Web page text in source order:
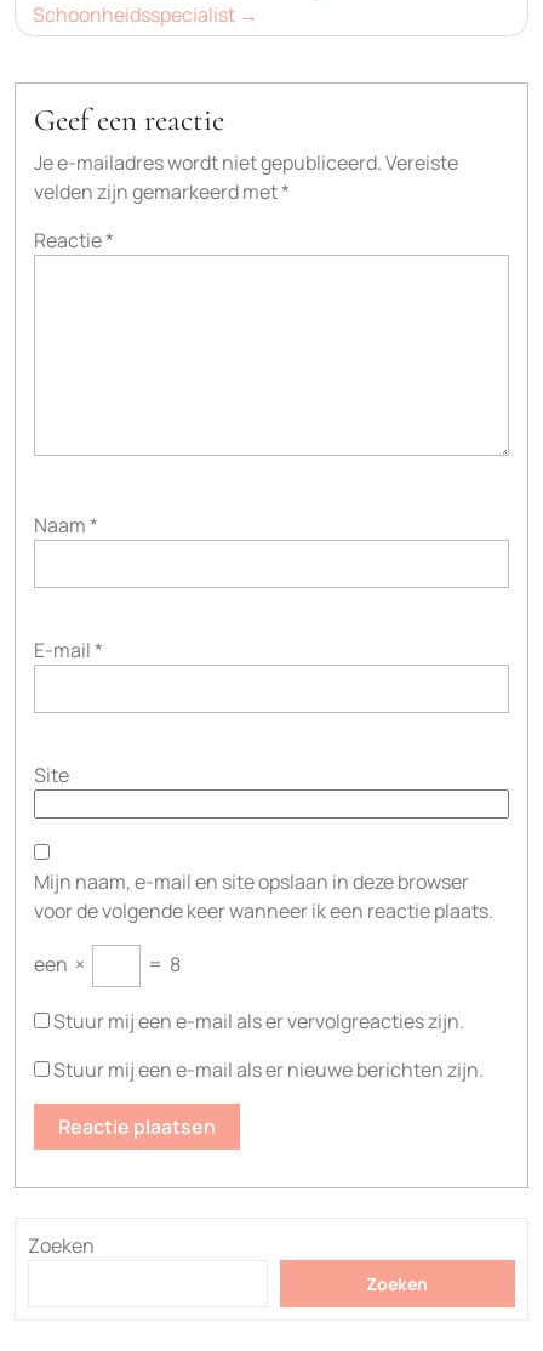
Schoonheidsspecialist
Geef een reactie
Je e-mailadres wordt niet gepubliceerd.Vereiste
velden zijn gemarkeerd met*
Reactie*
Naam*
E-mail*
Site
Mijn naam, e-mail en site opslaan in deze browser
voor de volgende keer wanneer ik een reactie plaats.
een × = 8
Stuur mij een e-mail als er vervolgreacties zijn.
Stuur mij een e-mail als er nieuwe berichten zijn.
Zoeken
Zoeken